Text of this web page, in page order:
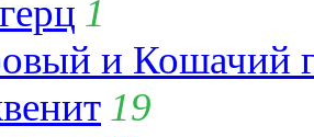
1
и Кошачий
19